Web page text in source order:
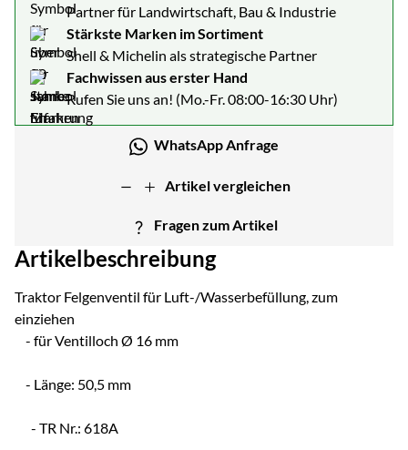
Partner für Landwirtschaft, Bau & Industrie
Stärkste Marken im Sortiment
Shell & Michelin als strategische Partner
Fachwissen aus erster Hand
Rufen Sie uns an! (Mo.-Fr. 08:00-16:30 Uhr)
WhatsApp Anfrage
Artikel vergleichen
Fragen zum Artikel
Artikelbeschreibung
Traktor Felgenventil für Luft-/Wasserbefüllung, zum
einziehen
- für Ventilloch Ø 16 mm
- Länge: 50,5 mm
- TR Nr.: 618A